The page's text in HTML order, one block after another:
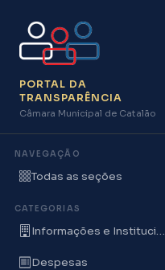
PORTAL DA
TRANSPARÊNCIA
Câmara Municipal de Catalão
NAVEGAÇÃO
Todas as seções
CATEGORIAS
Informações e Institucionais
Despesas